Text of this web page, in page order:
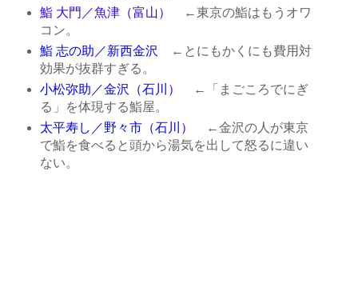
鮨 大門／魚津（富山）
←東京の鮨はもうオワ
コン。
鮨 志の助／新西金沢 ←とにもかくにも費用対
効果が抜群すぎる。
小松弥助／金沢（石川）
←「まごころでにぎ
る」を体現する鮨屋。
太平寿し／野々市（石川）
←金沢の人が東京
で鮨を食べると頭から湯気を出して怒るに違い
ない。